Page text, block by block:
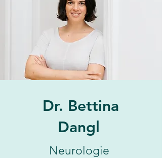
Dr. Bettina
Dangl
Neurologie